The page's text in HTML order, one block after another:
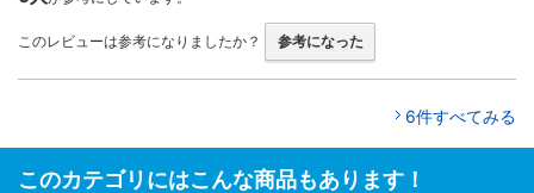
このレビューは参考になりましたか？ 参考になった
6件すべてみる
このカテゴリにはこんな商品もあります！